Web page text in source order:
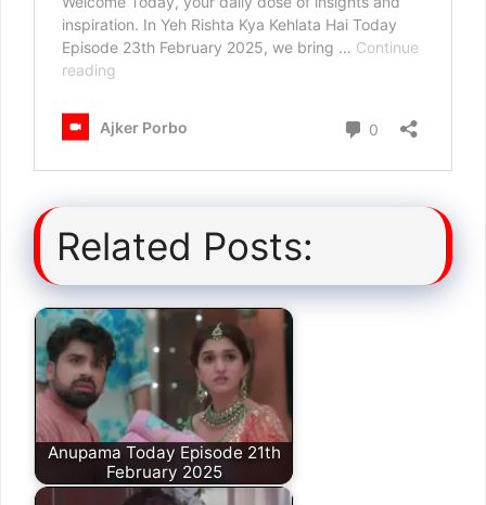
Related Posts:
Anupama Today Episode 21th
February 2025